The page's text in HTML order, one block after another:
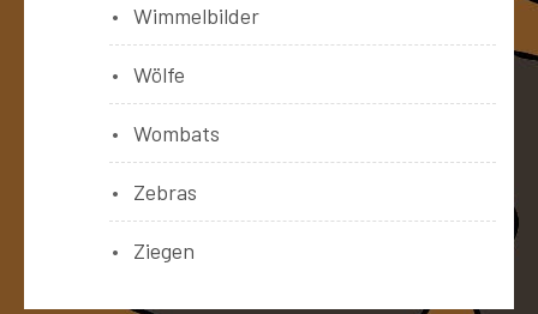
Wimmelbilder
Wölfe
Wombats
Zebras
Ziegen